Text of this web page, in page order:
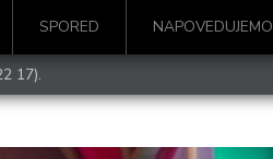
SPORED NAPOVEDUJEMO
17).